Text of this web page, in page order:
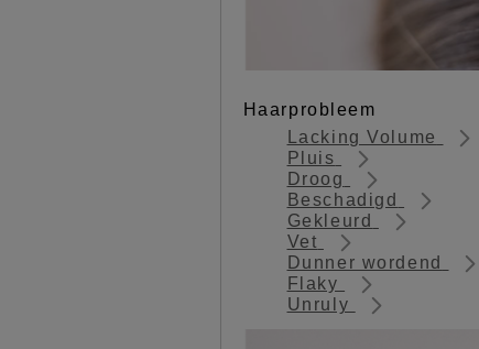
Haarprobleem
Lacking Volume
Pluis
Droog
Beschadigd
Gekleurd
Vet
Dunner wordend
Flaky
Unruly